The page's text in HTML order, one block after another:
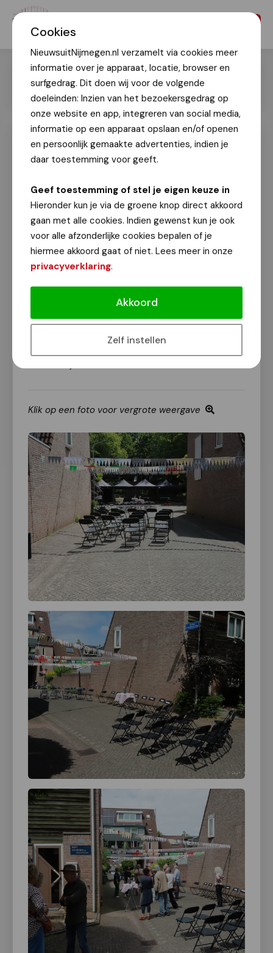
Cookies
NieuwsuitNijmegen.nl verzamelt via cookies meer
informatie over je apparaat, locatie, browser en
surfgedrag. Dit doen wij voor de volgende
doeleinden: Inzien van het bezoekersgedrag op
onze website en app, integreren van social media,
informatie op een apparaat opslaan en/of openen
en persoonlijk gemaakte advertenties, indien je
daar toestemming voor geeft.
Geef toestemming of stel je eigen keuze in
Hieronder kun je via de groene knop direct akkoord
gaan met alle cookies. Indien gewenst kun je ook
voor alle afzonderlijke cookies bepalen of je
hiermee akkoord gaat of niet. Lees meer in onze
privacyverklaring.
Akkoord
Zelf instellen
Onthulling literair Baken
Verzetstrijdersbuurt
Ter ere van het 40-jarig bestaan van de
verzetstrijdersbuurt (Wim Beermanstraat, Herman
Oolbekkinkstraat, Bart Hendriksstraat, Albert
Marcussestraat en Cees de Jongstraat), werd er
een literair baken onthuld. Het gaat om het gedicht
Verzet begint niet met grote woorden
stelt een vraag`) van Remco Campert.
Na afloop vertelde buurtbewoner en journalist Rob
Klik op een foto voor vergrote weergave